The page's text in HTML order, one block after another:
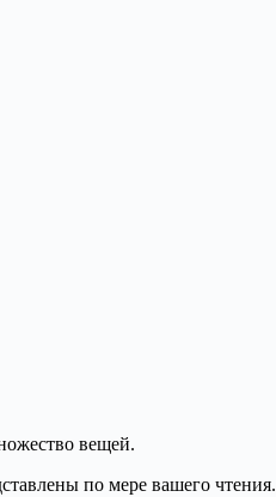
вещей.
по мере вашего чтения.